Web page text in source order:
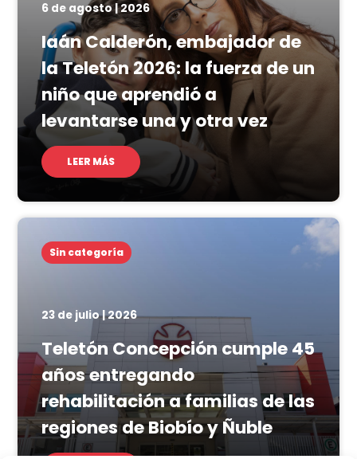
6 de agosto | 2026
Iaán Calderón, embajador de
la Teletón 2026: la fuerza de un
niño que aprendió a
levantarse una y otra vez
LEER MÁS
Sin categoría
23 de julio | 2026
Teletón Concepción cumple 45
años entregando
rehabilitación a familias de las
regiones de Biobío y Ñuble